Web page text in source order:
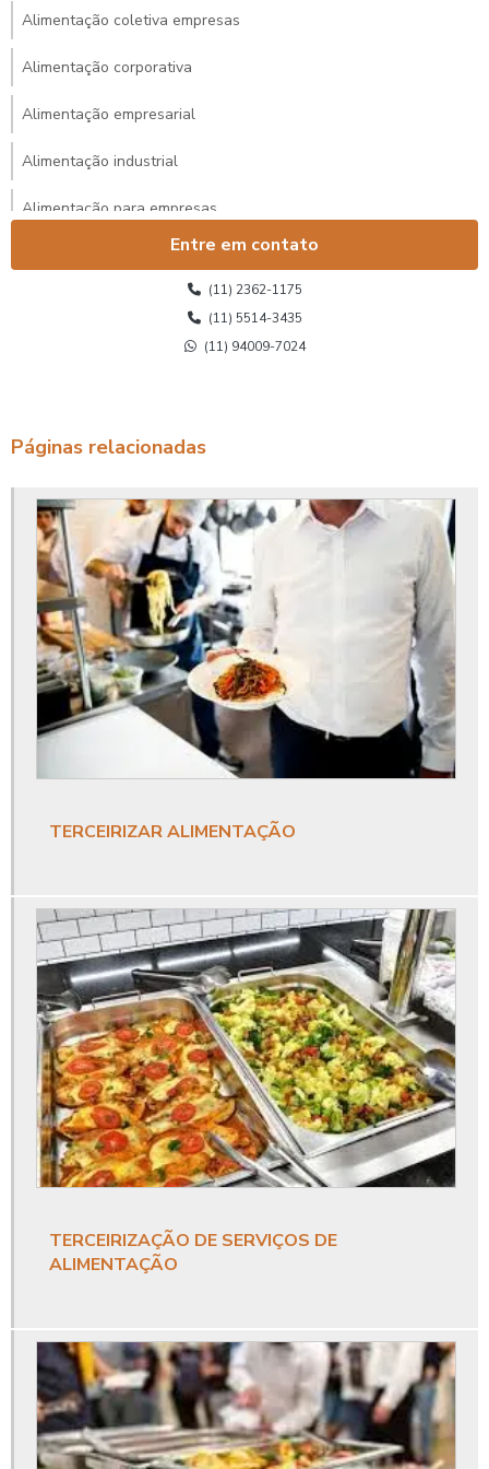
Alimentação coletiva empresas
Alimentação corporativa
Alimentação empresarial
Alimentação industrial
Alimentação para empresas
Alimentação para eventos corporativos
Alimentação para eventos corporativos sp
Alimentação para funcionários
Alimentação terceirizada
Alimentos para empresas
Alimentos transportados
Almoço empresas restaurante
Almoço para empresas
Almoço servido na empresa
Buffet para confraternização de empresas
Buffet para empresas
Buffet para evento corporativo
Buffet para eventos empresa
Buffet para eventos empresariais
Buffet para festa empresarial
Catering corporativo
Catering corporativo empresas
Coffee break empresarial
Coffee break eventos corporativos
Entre em contato
(11) 2362-1175
(11) 5514-3435
(11) 94009-7024
Páginas relacionadas
TERCEIRIZAR ALIMENTAÇÃO
TERCEIRIZAÇÃO DE SERVIÇOS DE
ALIMENTAÇÃO